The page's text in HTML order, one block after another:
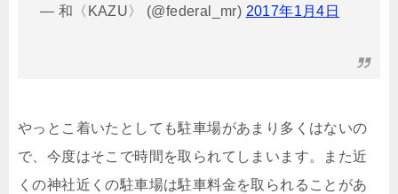
— 和〈KAZU〉 (@federal_mr) 2017年1月4日
やっとこ着いたとしても駐車場があまり多くはないの
で、今度はそこで時間を取られてしまいます。また近
くの神社近くの駐車場は駐車料金を取られることがあ